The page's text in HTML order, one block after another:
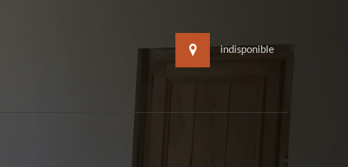
indisponible